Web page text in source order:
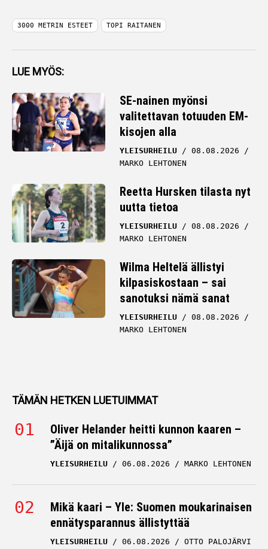
3000 METRIN ESTEET TOPI RAITANEN
LUE MYÖS:
SE-nainen myönsi
valitettavan totuuden EM-
kisojen alla
YLEISURHEILU
08.08.2026
MARKO LEHTONEN
Reetta Hursken tilasta nyt
uutta tietoa
YLEISURHEILU
08.08.2026
MARKO LEHTONEN
Wilma Heltelä ällistyi
kilpasiskostaan – sai
sanotuksi nämä sanat
YLEISURHEILU
08.08.2026
MARKO LEHTONEN
”Äijä on mitalikunnossa”
YLEISURHEILU 06.08.2026
Mikä kaari – Yle: Suomen moukarinaisen
ennätysparannus ällistyttää
YLEISURHEILU 06.08.2026 OTTO PALOJÄRVI